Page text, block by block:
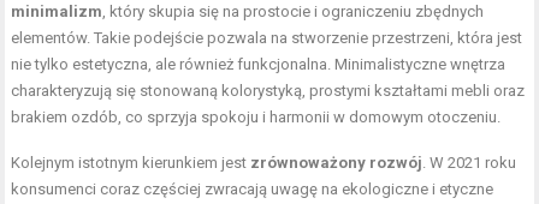
minimalizm , który skupia się na prostocie i ograniczeniu zbędnych
elementów. Takie podejście pozwala na stworzenie przestrzeni, która jest
nie tylko estetyczna, ale również funkcjonalna. Minimalistyczne wnętrza
charakteryzują się stonowaną kolorystyką, prostymi kształtami mebli oraz
brakiem ozdób, co sprzyja spokoju i harmonii w domowym otoczeniu.
Kolejnym istotnym kierunkiem jest zrównoważony rozwój . W 2021 roku
konsumenci coraz częściej zwracają uwagę na ekologiczne i etyczne